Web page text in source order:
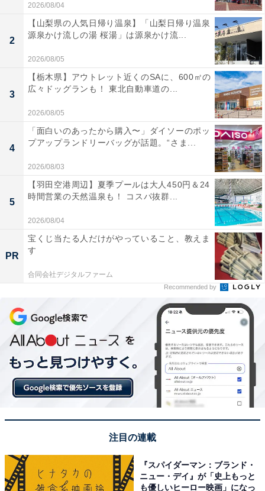
2026/08/04
2
【山梨県の人気日帰り温泉】「山梨日帰り温泉
源泉かけ流しの湯 桜湯」は源泉かけ流...
2026/08/05
3
【栃木県】アウトレット近くのSAに、600㎡の
広々ドッグランも！ 東北自動車道の...
2026/08/05
4
「面白いのあったから購入〜」ダイソーのポッ
プアップランドリーバッグが話題。“さま...
2026/08/03
5
【羽田空港周辺】夏季プールは大人450円＆24
時間営業の天然温泉も！ コスパ抜群...
2026/08/04
PR
宝くじ当たる人だけがやっていること、教えま
す
合同会社デジタルファーム
Recommended by
注目の連載
『スパイダーマン：ブランド・
ニュー・デイ』が「史上もっと
も優しいヒーロー映画」になっ